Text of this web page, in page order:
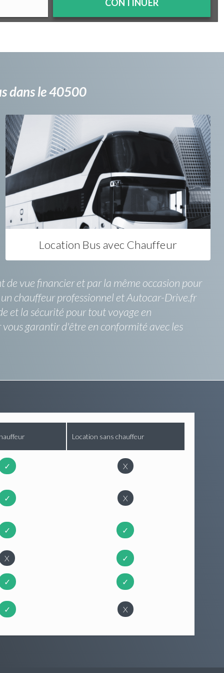
CONTINUER
dans le 40500
Location Bus avec Chauffeur
vue financier et par la même occasion pour
chauffeur professionnel et Autocar-Drive.fr
et la sécurité pour tout voyage en
garantir d'être en conformité avec les
Location sans chauffeur
✓ X
✓ X
✓ ✓
X ✓
✓ ✓
✓ X